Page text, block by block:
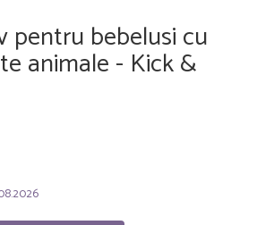
pentru bebelusi cu
animale - Kick &